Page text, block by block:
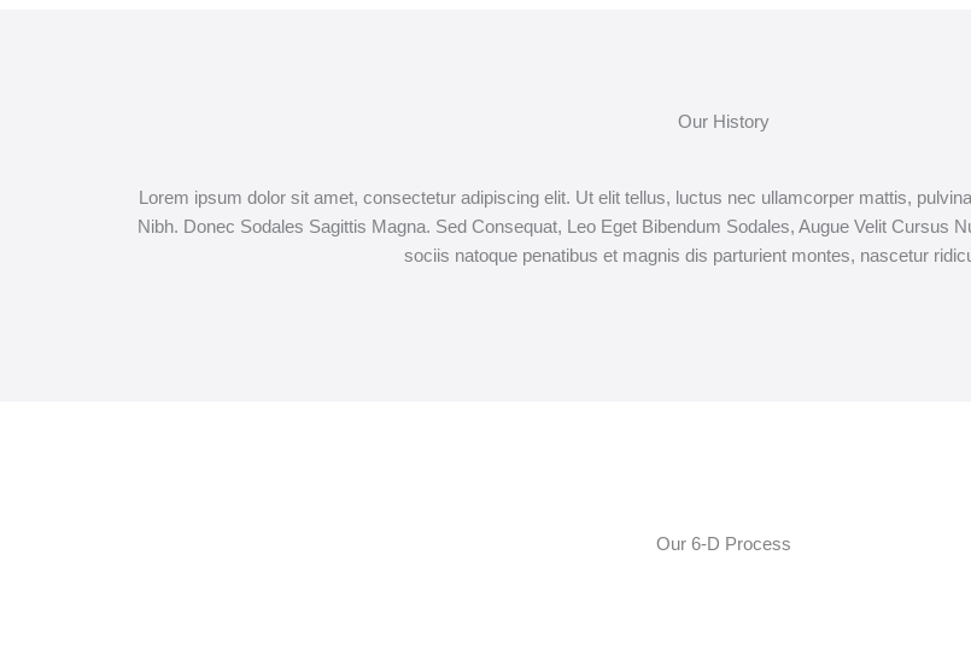
Our History
Lorem ipsum dolor sit amet, consectetur adipiscing elit. Ut elit tellus, luctus nec ullamcorper mattis,
Nibh. Donec Sodales Sagittis Magna. Sed Consequat, Leo Eget Bibendum Sodales, Augue Velit Cursus
sociis natoque penatibus et magnis dis parturient montes, nascetur
Our 6-D Process